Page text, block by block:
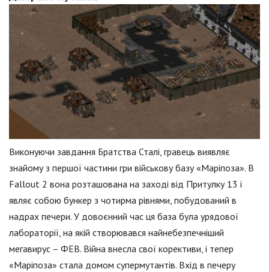
Виконуючи завдання Братства Сталі, гравець виявляє
знайому з першої частини гри військову базу «Маріпоза». В
Fallout 2 вона розташована на заході від Притулку 13 і
являє собою бункер з чотирма рівнями, побудований в
надрах печери. У довоєнний час ця база була урядової
лабораторії, на якій створювався найнебезпечніший
мегавирус – ФЕВ. Війна внесла свої корективи, і тепер
«Маріпоза» стала домом супермутантів. Вхід в печеру